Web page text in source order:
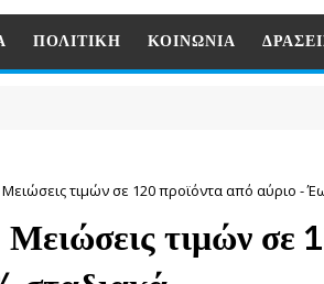
ΠΟΛΙΤΙΚΗ ΚΟΙΝΩΝΙΑ
τιμών σε 120 προϊόντα από αύριο -
τιμών σε